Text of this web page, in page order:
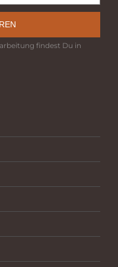
findest Du in